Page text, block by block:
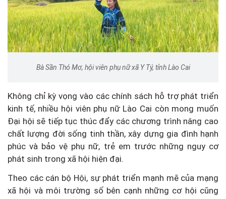
Bà Sần Thó Mơ, hội viên phụ nữ xã Y Tý, tỉnh Lào Cai
Không chỉ kỳ vọng vào các chính sách hỗ trợ phát triển
kinh tế, nhiều hội viên phụ nữ Lào Cai còn mong muốn
Đại hội sẽ tiếp tục thúc đẩy các chương trình nâng cao
chất lượng đời sống tinh thần, xây dựng gia đình hạnh
phúc và bảo vệ phụ nữ, trẻ em trước những nguy cơ
phát sinh trong xã hội hiện đại.
Theo các cán bộ Hội, sự phát triển mạnh mẽ của mạng
xã hội và môi trường số bên cạnh những cơ hội cũng